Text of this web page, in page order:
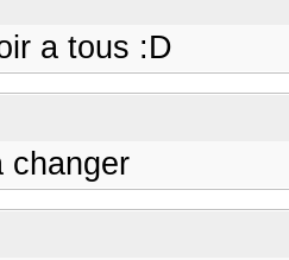
a tous :D
changer